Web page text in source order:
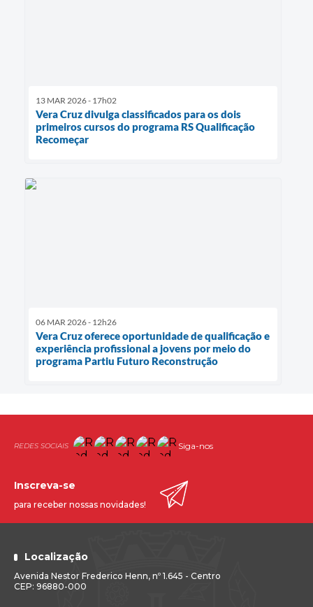
13 MAR 2026 - 17h02
Vera Cruz divulga classificados para os dois
primeiros cursos do programa RS Qualificação
Recomeçar
06 MAR 2026 - 12h26
Vera Cruz oferece oportunidade de qualificação e
experiência profissional a jovens por meio do
programa Partiu Futuro Reconstrução
Siga-nos
Localização
Avenida Nestor Frederico Henn, nº 1.645 - Centro
CEP: 96880-000
Inscreva-se
para receber nossas novidades!